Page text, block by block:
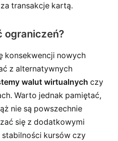
transakcje kartą.
ograniczeń?
konsekwencji nowych
z alternatywnych
walut wirtualnych czy
Warto jednak pamiętać,
nie są powszechnie
się z dodatkowymi
kursów czy